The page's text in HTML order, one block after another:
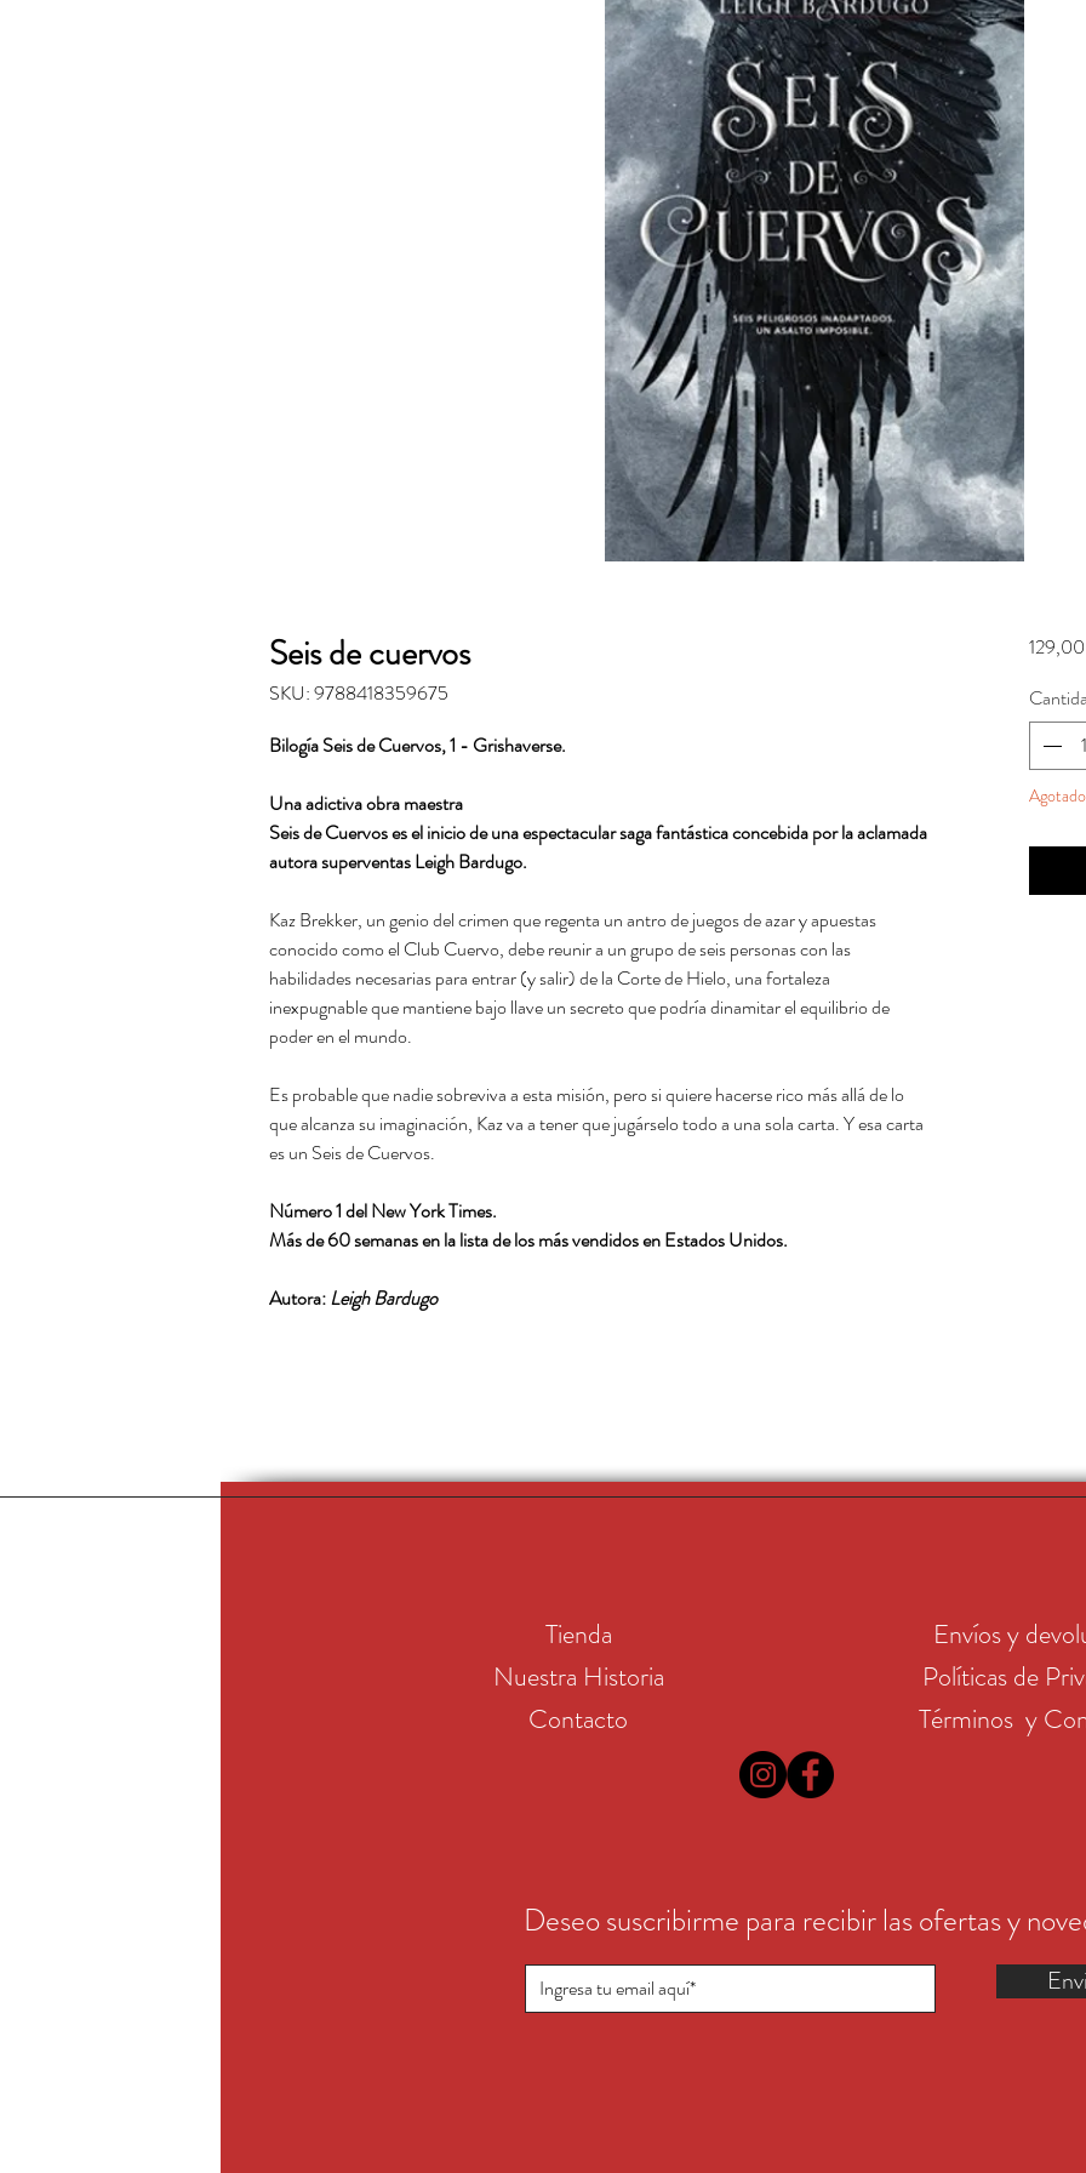
Seis de cuervos
SKU: 9788418359675
Bilogía Seis de Cuervos, 1 - Grishaverse.
Una adictiva obra maestra
Seis de Cuervos es el inicio de una espectacular saga fantástica concebida por la aclamada
autora superventas Leigh Bardugo.
Kaz Brekker, un genio del crimen que regenta un antro de juegos de azar y apuestas
conocido como el Club Cuervo, debe reunir a un grupo de seis personas con las
habilidades necesarias para entrar (y salir) de la Corte de Hielo, una fortaleza
inexpugnable que mantiene bajo llave un secreto que podría dinamitar el equilibrio de
poder en el mundo.
Es probable que nadie sobreviva a esta misión, pero si quiere hacerse rico más allá de lo
que alcanza su imaginación, Kaz va a tener que jugárselo todo a una sola carta. Y esa carta
es un Seis de Cuervos.
Número 1 del New York Times.
Más de 60 semanas en la lista de los más vendidos en Estados Unidos.
Autora:Leigh Bardugo
Agotado
Tienda
Nuestra Historia
Contacto
Envíos y
Políticas de
Términos y
Deseo suscribirme para recibir las ofertas y